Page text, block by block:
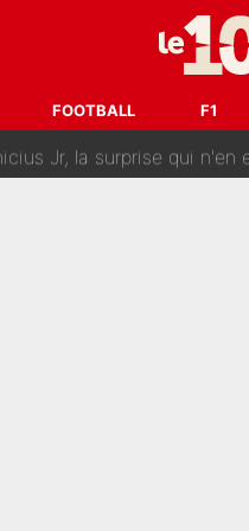
FOOTBALL F1
: Kylian Mbappé et
liste, Zidane a décidé
Jr, la surprise qui n'en